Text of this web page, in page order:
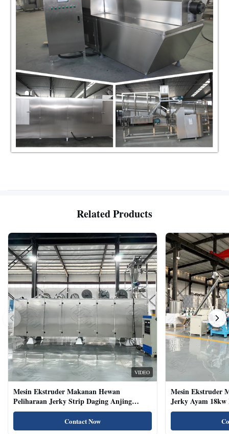
Related Products
VIDEO
Mesin Ekstruder Makanan Hewan
Peliharaan Jerky Strip Daging Anjing
Dengan Sistem Baki Otomatis
Contact Now
Mesin Ekstruder
Jerky Ayam
Kucing Kering